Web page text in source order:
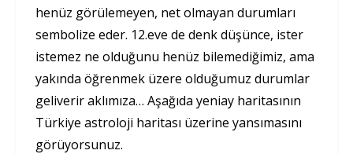
henüz görülemeyen, net olmayan durumları
sembolize eder. 12.eve de denk düşünce, ister
istemez ne olduğunu henüz bilemediğimiz, ama
yakında öğrenmek üzere olduğumuz durumlar
geliverir aklımıza… Aşağıda yeniay haritasının
Türkiye astroloji haritası üzerine yansımasını
görüyorsunuz.